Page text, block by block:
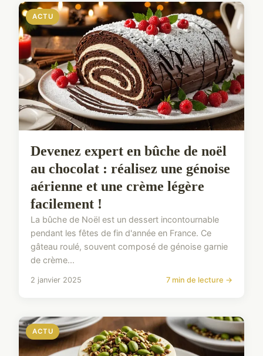
ACTU
Devenez expert en bûche de noël
au chocolat : réalisez une génoise
aérienne et une crème légère
facilement !
La bûche de Noël est un dessert incontournable
pendant les fêtes de fin d'année en France. Ce
gâteau roulé, souvent composé de génoise garnie
de crème...
2 janvier 2025 7 min de lecture →
ACTU